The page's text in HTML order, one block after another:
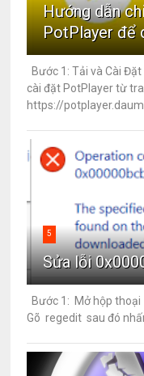
Hướng dẫn
PotPlayer để
Bước 1: Tải và Cài
cài đặt PotPlayer từ
https://
5
Sửa lỗi
Bước 1: Mở hộp
Gõ regedit sau đó